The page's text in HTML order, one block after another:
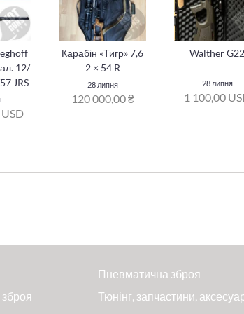
12/
JRS
Карабін «Тигр» 7,6
2 × 54 R
28 липня
120 000,00 ₴
Walther
28 липня
1 100,00
Пневматична зброя
Тюнінг, запчастини,